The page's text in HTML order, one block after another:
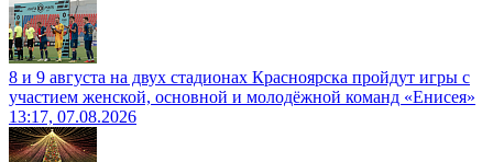
8 и 9 августа на двух стадионах Красноярска пройдут игры с
участием женской, основной и молодёжной команд «Енисея»
13:17, 07.08.2026